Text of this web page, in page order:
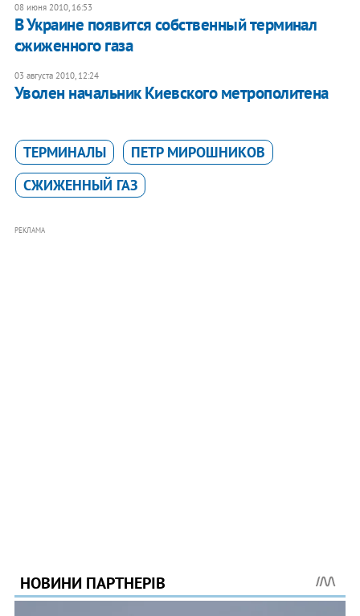
08 июня 2010, 16:53
В Украине появится собственный терминал
сжиженного газа
03 августа 2010, 12:24
Уволен начальник Киевского метрополитена
ТЕРМИНАЛЫ
ПЕТР МИРОШНИКОВ
СЖИЖЕННЫЙ ГАЗ
РЕКЛАМА